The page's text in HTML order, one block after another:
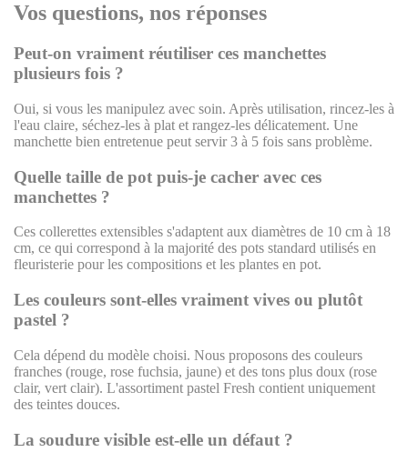
Vos questions, nos réponses
Peut-on vraiment réutiliser ces manchettes
plusieurs fois ?
Oui, si vous les manipulez avec soin. Après utilisation, rincez-les à
l'eau claire, séchez-les à plat et rangez-les délicatement. Une
manchette bien entretenue peut servir 3 à 5 fois sans problème.
Quelle taille de pot puis-je cacher avec ces
manchettes ?
Ces collerettes extensibles s'adaptent aux diamètres de 10 cm à 18
cm, ce qui correspond à la majorité des pots standard utilisés en
fleuristerie pour les compositions et les plantes en pot.
Les couleurs sont-elles vraiment vives ou plutôt
pastel ?
Cela dépend du modèle choisi. Nous proposons des couleurs
franches (rouge, rose fuchsia, jaune) et des tons plus doux (rose
clair, vert clair). L'assortiment pastel Fresh contient uniquement
des teintes douces.
La soudure visible est-elle un défaut ?